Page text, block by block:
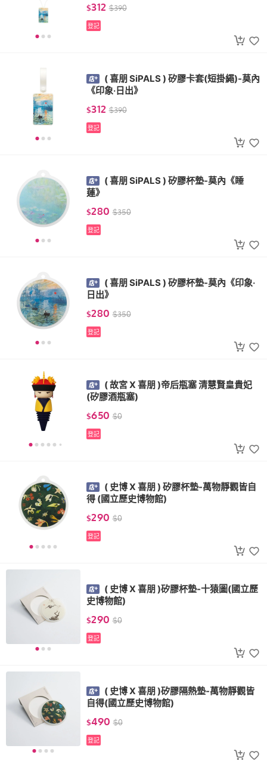
$312 $390
登記
( 喜朋 SiPALS ) 矽膠卡套(短掛繩)-莫內
《印象‧日出》
$312 $390
登記
( 喜朋 SiPALS ) 矽膠杯墊-莫內《睡
蓮》
$280 $350
登記
( 喜朋 SiPALS ) 矽膠杯墊-莫內《印象‧
日出》
$280 $350
登記
( 故宮 X 喜朋 )帝后瓶塞 清慧賢皇貴妃
(矽膠酒瓶塞)
$650 $0
登記
( 史博 X 喜朋 ) 矽膠杯墊-萬物靜觀皆自
得 (國立歷史博物館)
$290 $0
登記
( 史博 X 喜朋 )矽膠杯墊-十猿圖(國立歷
史博物館)
$290 $0
登記
( 史博 X 喜朋 )矽膠隔熱墊-萬物靜觀皆
自得(國立歷史博物館)
$490 $0
登記